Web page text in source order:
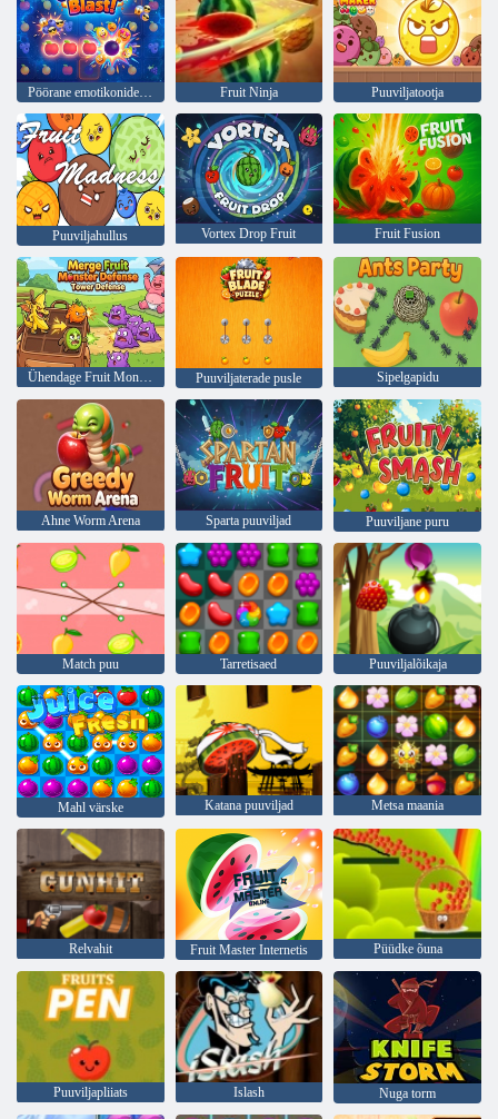
Fruit Ninja Puuviljatootja
Puuviljahullus Vortex Drop Fruit Fruit Fusion
Ühendage Fruit Monster Defense Tower Defense Puuviljaterade pusle Sipelgapidu
Ahne Worm Arena Sparta puuviljad Puuviljane puru
Match puu Tarretisaed Puuviljalõikaja
Mahl värske Katana puuviljad Metsa maania
Relvahit Fruit Master Internetis Püüdke õuna
Puuviljapliiats Islash Nuga torm